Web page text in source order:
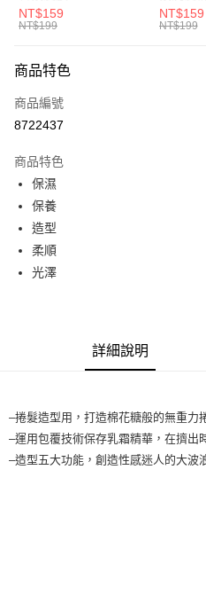
聯邦商業銀行
元大商業銀行
台灣樂天信用卡公司
匯豐（台灣）商業銀行
聯邦商業銀行
玉山商業銀行
台灣樂天信用卡公司
街口支付
相關說明
【大哥付你分期使用說明】
2.付款方式選擇「大哥付你分期」，訂
流程，驗證手機門號後，選擇欲分期
成交易。
3.實際核准額度、可分期數及費用金額
4.訂單成立30分鐘內，如未前往確認交
法說明評估內容。
【繳款方式說明】
買賣價金債權讓與本公司後，依約使用
2.基於同意付款使用「大哥付你分期」
資料（包含姓名、電話或地址）提供予
由本公司與您本人進行分期帳單所需
運送方式
全家取貨付款
每筆NT$65，滿NT$1,699(含以上)
付款後全家取貨
每筆NT$65，滿NT$1,699(含以上)
每筆NT$65，滿NT$1,699(含以上)
宅配
每筆NT$80，滿NT$1,699(含以上)
NT$159
NT$199
NT$159
NT$199
商品特色
商品編號
8722437
商品特色
保濕
保養
造型
柔順
光澤
詳細說明
–捲髮造型用，打造棉花糖般的無重力
–運用包覆技術保存乳霜精華，在擠出
–造型五大功能，創造性感迷人的大波